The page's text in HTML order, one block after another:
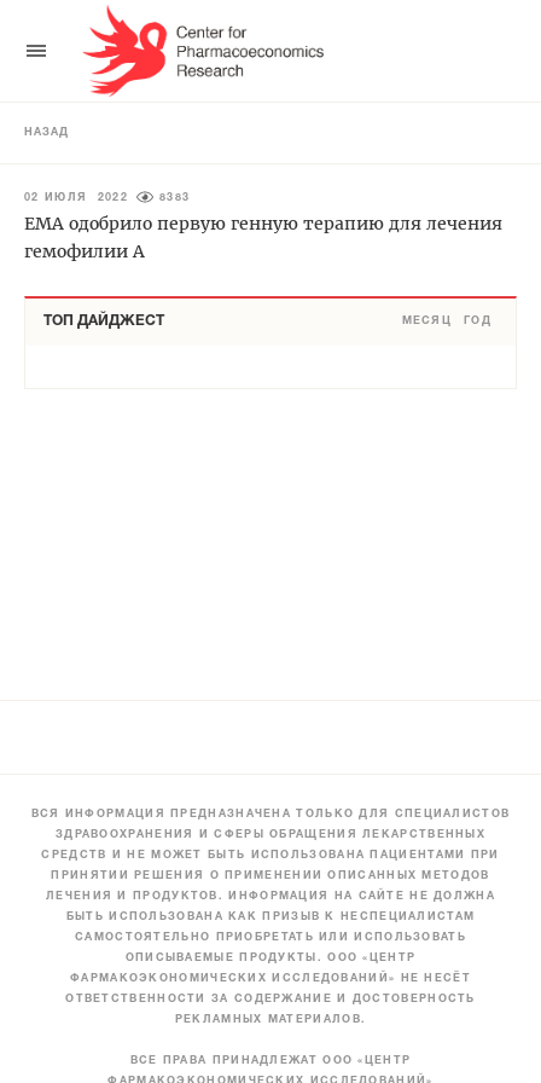
НАЗАД
02 ИЮЛЯ 2022 8383
EMA одобрило первую генную терапию для лечения
гемофилии А
ТОП ДАЙДЖЕСТ МЕСЯЦ ГОД
ВСЯ ИНФОРМАЦИЯ ПРЕДНАЗНАЧЕНА ТОЛЬКО ДЛЯ СПЕЦИАЛИСТОВ
ЗДРАВООХРАНЕНИЯ И СФЕРЫ ОБРАЩЕНИЯ ЛЕКАРСТВЕННЫХ
СРЕДСТВ И НЕ МОЖЕТ БЫТЬ ИСПОЛЬЗОВАНА ПАЦИЕНТАМИ ПРИ
ПРИНЯТИИ РЕШЕНИЯ О ПРИМЕНЕНИИ ОПИСАННЫХ МЕТОДОВ
ЛЕЧЕНИЯ И ПРОДУКТОВ. ИНФОРМАЦИЯ НА САЙТЕ НЕ ДОЛЖНА
БЫТЬ ИСПОЛЬЗОВАНА КАК ПРИЗЫВ К НЕСПЕЦИАЛИСТАМ
САМОСТОЯТЕЛЬНО ПРИОБРЕТАТЬ ИЛИ ИСПОЛЬЗОВАТЬ
ОПИСЫВАЕМЫЕ ПРОДУКТЫ. ООО «ЦЕНТР
ФАРМАКОЭКОНОМИЧЕСКИХ ИССЛЕДОВАНИЙ» НЕ НЕСЁТ
ОТВЕТСТВЕННОСТИ ЗА СОДЕРЖАНИЕ И ДОСТОВЕРНОСТЬ
РЕКЛАМНЫХ МАТЕРИАЛОВ.
ВСЕ ПРАВА ПРИНАДЛЕЖАТ ООО «ЦЕНТР